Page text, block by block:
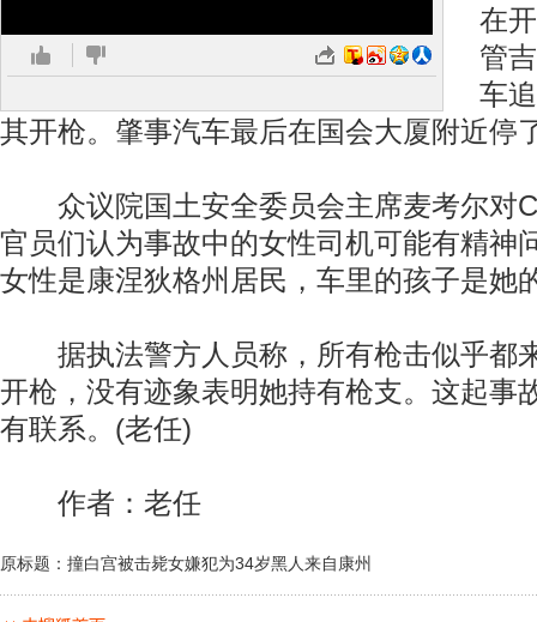
在
管
车
其开枪。肇事汽车最后在国会大厦附近停
众议院国土安全委员会主席麦考尔对
官员们认为事故中的女性司机可能有精神
女性是康涅狄格州居民，车里的孩子是她
据执法警方人员称，所有枪击似乎都
开枪，没有迹象表明她持有枪支。这起事
有联系。(老任)
作者：老任
原标题：撞白宫被击毙女嫌犯为34岁黑人来自康州